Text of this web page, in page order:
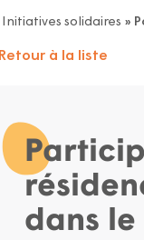
Initiatives solidaires »
Retour à la liste
dans